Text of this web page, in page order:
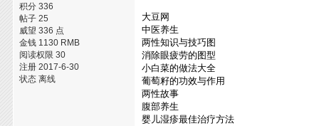
积分 336
帖子 25
威望 336 点
金钱 1130 RMB
阅读权限 30
注册 2017-6-30
状态 离线
大豆网
中医养生
两性知识与技巧图
消除眼疲劳的图型
小白菜的做法大全
葡萄籽的功效与作用
两性故事
腹部养生
婴儿湿疹最佳治疗方法